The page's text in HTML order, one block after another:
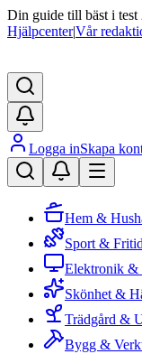
Din guide till bäst i test
Hjälpcenter|Vår
Logga inSkapa
Hem &
Sport & Fritid
Elektronik &
Skönhet &
Trädgård &
Bygg &